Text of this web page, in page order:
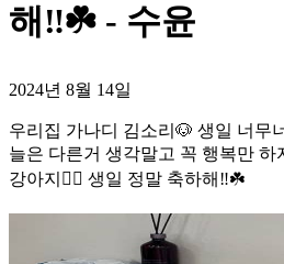
해‼️☘️ - 수윤
2024년 8월 14일
우리집 가나디 김소리🐶 생일 너무
늘은 다른거 생각말고 꼭 행복만
강아지❤️‍🔥 생일 정말 축하해‼️☘️